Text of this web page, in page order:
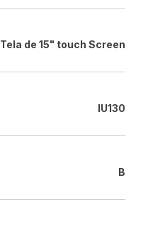
Tela de 15" touch Screen
IU130
B